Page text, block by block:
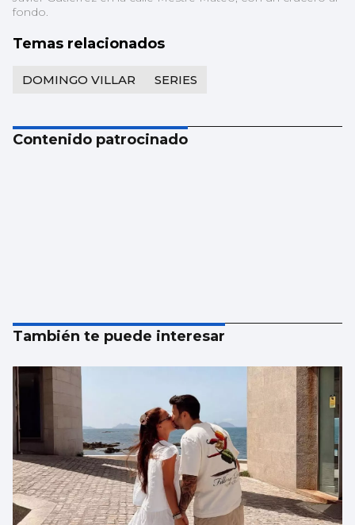
fondo.
Temas relacionados
DOMINGO VILLAR SERIES
Contenido patrocinado
También te puede interesar